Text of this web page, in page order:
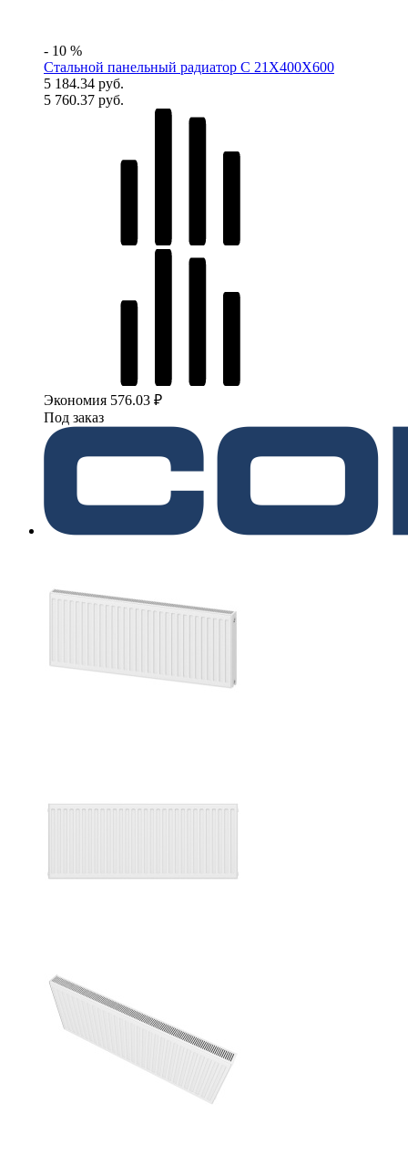
- 10 %
Стальной панельный радиатор C 21X400X600
5 184.34 руб.
5 760.37 руб.
Экономия 576.03 ₽
Под заказ